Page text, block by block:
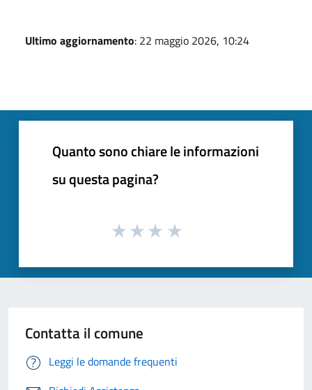
Ultimo aggiornamento: 22 maggio 2026, 10:24
Quanto sono chiare le informazioni
su questa pagina?
Contatta il comune
Leggi le domande frequenti